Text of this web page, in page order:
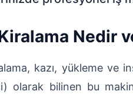
Nedir
kazı, yükleme ve
olarak bilinen bu